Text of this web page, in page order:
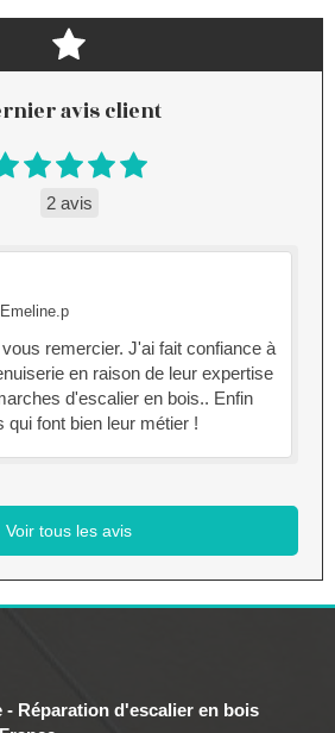
avis client
2 avis
remercier. J'ai fait confiance à
en raison de leur expertise
d'escalier en bois.. Enfin
qui font bien leur métier !
Voir tous les avis
- Réparation d'escalier en bois